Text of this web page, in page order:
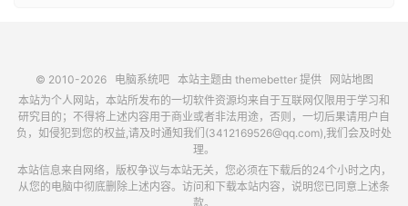
© 2010-2026 电脑系统吧本站主题由 themebetter提供
网站地图
本站为个人网站，本站所发布的一切软件资源均来自于互联网仅限用于学习和
研究目的；不得将上述内容用于商业或者非法用途，否则，一切后果请用户自
负，如侵犯到您的权益,请及时通知我们(3412169526@qq.com),我们会及时处
理。
本站信息来自网络，版权争议与本站无关，您必须在下载后的24个小时之内，
从您的电脑中彻底删除上述内容。访问和下载本站内容，说明您已同意上述条
款。